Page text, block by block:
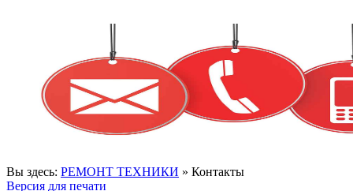
Вы здесь: РЕМОНТ ТЕХНИКИ » Контакты
Версия для печати